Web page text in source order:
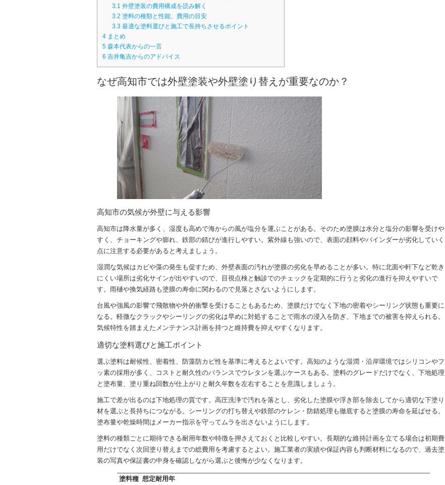
3.1 外壁塗装の費用構成を読み解く
3.2 塗料の種類と性能、費用の目安
3.3最適な塗料選びと施工で長持ちさせるポイント
4 まとめ
5 森本代表からの一言
6 吉井亀吉からのアドバイス
なぜ高知市では外壁塗装や外壁塗り替えが重要なのか？
高知市の気候が外壁に与える影響
高知市は降水量が多く、湿度も高めで海からの風が塩分を運ぶことがある。そのため塗膜は水分と塩分の影響を受けや
すく、チョーキングや膨れ、鉄部の錆びが進行しやすい。紫外線も強いので、表面の顔料やバインダーが劣化していく
点に注意する必要があると考えましょう。
湿潤な気候はカビや藻の発生も促すため、外壁表面の汚れが塗膜の劣化を早めることが多い。特に北面や軒下など乾き
にくい場所は劣化サインが出やすいので、目視点検と触診でのチェックを定期的に行うと劣化の進行を抑えやすいで
す。雨樋や換気経路も塗膜の寿命に関わるので見落とさないようにします。
台風や強風の影響で飛散物や外的衝撃を受けることもあるため、塗膜だけでなく下地の密着やシーリング状態も重要に
なる。軽微なクラックやシーリングの劣化は早めに対処することで雨水の浸入を防ぎ、下地までの被害を抑えられる。
気候特性を踏まえたメンテナンス計画を持つと維持費を抑えやすくなります。
適切な塗料選びと施工ポイント
選ぶ塗料は耐候性、密着性、防藻防カビ性を基準に考えるとよいです。高知のような湿潤・沿岸環境ではシリコンやフ
ッ素の採用が多く、コストと耐久性のバランスでウレタンを選ぶケースもある。塗料のグレードだけでなく、下地処理
と塗布量、塗り重ね回数が仕上がりと耐久年数を左右することを意識しましょう。
施工で差が出るのは下地処理の質です。高圧洗浄で汚れを落とし、劣化した塗膜や浮き部を除去してから適切な下塗り
材を選ぶと長持ちにつながる。シーリングの打ち替えや鉄部のケレン・防錆処理も徹底すると塗膜の寿命を延ばせる。
塗布量や乾燥時間はメーカー指示を守ってムラを出さないようにします。
塗料の種類ごとに期待できる耐用年数や特徴を押さえておくと比較しやすい。長期的な維持計画を立てる場合は初期費
用だけでなく次回塗り替えまでの総費用を考慮するとよい。施工業者の実績や保証内容も判断材料になるので、過去塗
装の写真や保証書の中身を確認しながら選ぶと後悔が少なくなります。
塗料種 想定耐用年